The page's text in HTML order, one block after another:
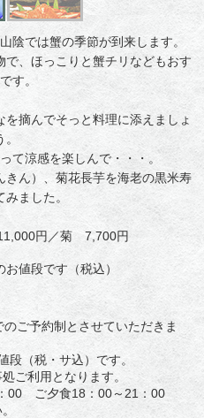
陰では蟹の季節が到来します。
、ほっこりと蟹チリなどもおす
す。
摘んでそっと料理に添えましょ
。
て涼感を楽しんで・・・。
ん）、菊花長芋を海老の黒米寿
ました。
円／菊 7,700円
値段です（税込）
ご予約制とさせていただきま
段（税・サ込）です。
ご利用となります。
00 ご夕食18：00～21：00